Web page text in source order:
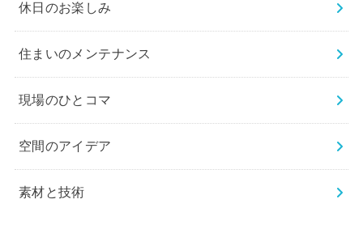
休⽇のお楽しみ
住まいのメンテナンス
現場のひとコマ
空間のアイデア
素材と技術